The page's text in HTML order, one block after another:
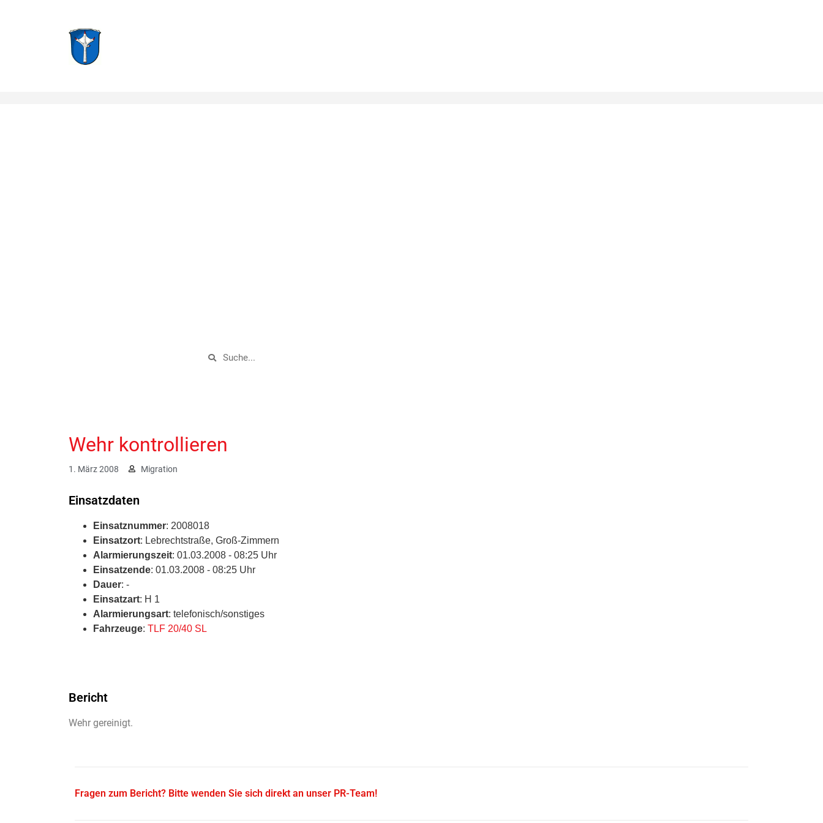
Wehr kontrollieren
1. März 2008 Migration
Einsatzdaten
Einsatznummer: 2008018
Einsatzort: Lebrechtstraße, Groß-Zimmern
Alarmierungszeit: 01.03.2008 - 08:25 Uhr
Einsatzende: 01.03.2008 - 08:25 Uhr
Dauer: -
Einsatzart: H 1
Alarmierungsart: telefonisch/sonstiges
Fahrzeuge: TLF 20/40 SL
Bericht
Wehr gereinigt.
Fragen zum Bericht? Bitte wenden Sie sich direkt an unser PR-Team!